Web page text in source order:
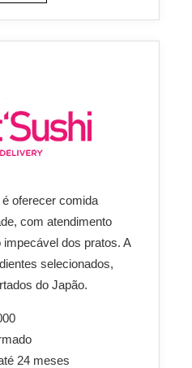
é oferecer comida
com atendimento
dos pratos. A
selecionados,
do Japão.
24 meses